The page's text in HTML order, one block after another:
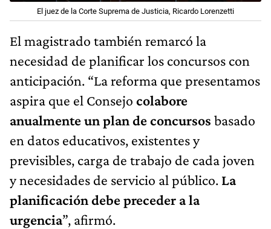
El juez de la Corte Suprema de Justicia, Ricardo Lorenzetti
El magistrado también remarcó la
necesidad de planificar los concursos con
anticipación. “La reforma que presentamos
aspira que el Consejo colabore
anualmente un plan de concursos basado
en datos educativos, existentes y
previsibles, carga de trabajo de cada joven
y necesidades de servicio al público. La
planificación debe preceder a la
urgencia”, afirmó.